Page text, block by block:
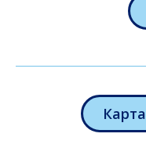
Карта